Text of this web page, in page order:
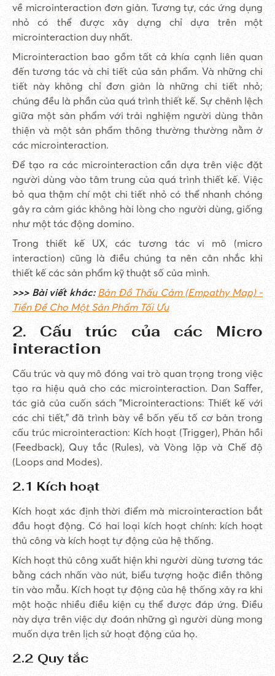
về microinteraction đơn giản. Tương tự, các ứng dụng
nhỏ có thể được xây dựng chỉ dựa trên một
microinteraction duy nhất.
Microinteraction bao gồm tất cả khía cạnh liên quan
đến tương tác và chi tiết của sản phẩm. Và những chi
tiết này không chỉ đơn giản là những chi tiết nhỏ;
chúng đều là phần của quá trình thiết kế. Sự chênh lệch
giữa một sản phẩm với trải nghiệm người dùng thân
thiện và một sản phẩm thông thường thường nằm ở
các microinteraction.
Để tạo ra các microinteraction cần dựa trên việc đặt
người dùng vào tâm trung của quá trình thiết kế. Việc
bỏ qua thậm chí một chi tiết nhỏ có thể nhanh chóng
gây ra cảm giác không hài lòng cho người dùng, giống
như một tác động domino.
Trong thiết kế UX, các tương tác vi mô (micro
interaction) cũng là điều chúng ta nên cân nhắc khi
thiết kế các sản phẩm kỹ thuật số của mình.
>>> Bài viết khác: Bản Đồ Thấu Cảm (Empathy Map) -
Tiền Đề Cho Một Sản Phẩm Tối Ưu
2. Cấu trúc của các Micro
interaction
Cấu trúc và quy mô đóng vai trò quan trọng trong việc
tạo ra hiệu quả cho các microinteraction. Dan Saffer,
tác giả của cuốn sách "Microinteractions: Thiết kế với
các chi tiết," đã trình bày về bốn yếu tố cơ bản trong
cấu trúc microinteraction: Kích hoạt (Trigger), Phản hồi
(Feedback), Quy tắc (Rules), và Vòng lặp và Chế độ
(Loops and Modes).
2.1 Kích hoạt
Kích hoạt xác định thời điểm mà microinteraction bắt
đầu hoạt động. Có hai loại kích hoạt chính: kích hoạt
thủ công và kích hoạt tự động của hệ thống.
Kích hoạt thủ công xuất hiện khi người dùng tương tác
bằng cách nhấn vào nút, biểu tượng hoặc điền thông
tin vào mẫu. Kích hoạt tự động của hệ thống xảy ra khi
một hoặc nhiều điều kiện cụ thể được đáp ứng. Điều
này dựa trên việc dự đoán những gì người dùng mong
muốn dựa trên lịch sử hoạt động của họ.
2.2 Quy tắc